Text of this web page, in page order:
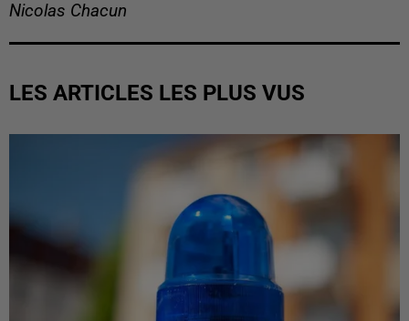
Nicolas Chacun
LES ARTICLES LES PLUS VUS